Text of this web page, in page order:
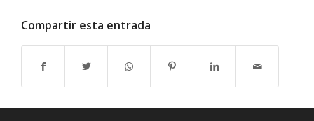
Compartir esta entrada